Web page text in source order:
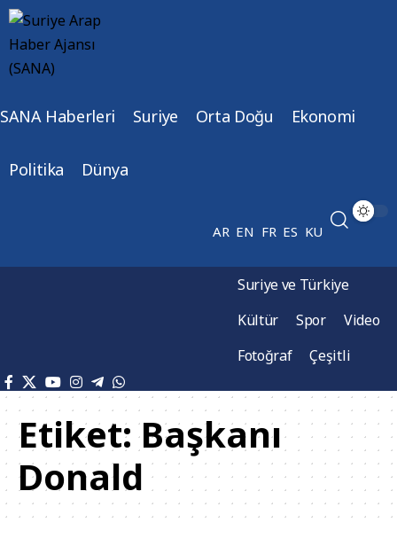
SANA Haberleri Suriye Orta Doğu Ekonomi
Politika Dünya
AR EN FR ES KU
Suriye ve Türkiye
Kültür
Spor
Video
Fotoğraf
Çeşitli
Etiket:Başkanı
Donald